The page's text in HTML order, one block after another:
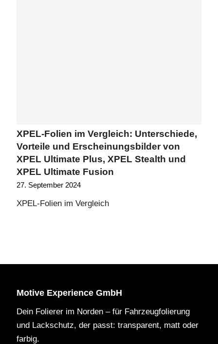
XPEL-Folien im Vergleich: Unterschiede,
Vorteile und Erscheinungsbilder von
XPEL Ultimate Plus, XPEL Stealth und
XPEL Ultimate Fusion
27. September 2024
XPEL-Folien im Vergleich
Motive Experience GmbH
Dein Folierer im Norden – für Fahrzeugfolierung
und Lackschutz, der passt: transparent, matt oder
farbig.